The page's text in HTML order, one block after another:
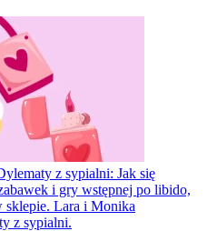
z sypialni: Jak się
i gry wstępnej po libido,
sklepie. Lara i Monika
z sypialni.